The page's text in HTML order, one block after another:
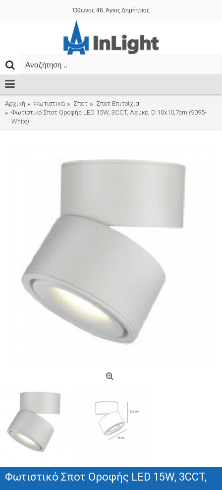
Όθωνος 46, Άγιος Δημήτριος
Αρχική Φωτιστικά Σποτ
Σποτ Επιτοίχια
Φωτιστικό Σποτ Οροφής LED 15W, 3CCT, Λευκό, D:10x10,7cm (9095-
White)
Φωτιστικό Σποτ Οροφής LED 15W, 3CCT,